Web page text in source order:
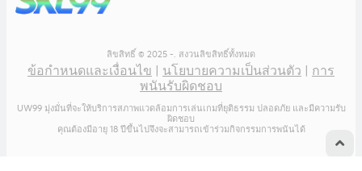
ลิขสิทธิ์ © 2025 -. สงวนลิขสิทธิ์ทั้งหมด
ข้อกำหนดและเงื่อนไข นโยบายความเป็นส่วนตัว
การ
พนันรับผิดชอบ
UW99 มุ่งมั่นที่จะให้บริการสภาพแวดล้อมการเล่นเกมที่ยุติธรรม ปลอดภัย และมีความรับ
ผิดชอบ
คุณต้องมีอายุ 18 ปีขึ้นไปจึงจะสามารถเข้าร่วมกิจกรรมการพนันได้